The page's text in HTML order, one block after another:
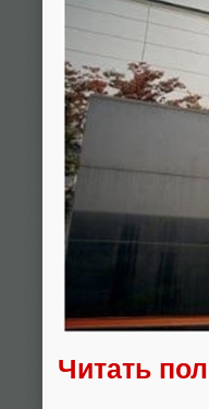
Читать